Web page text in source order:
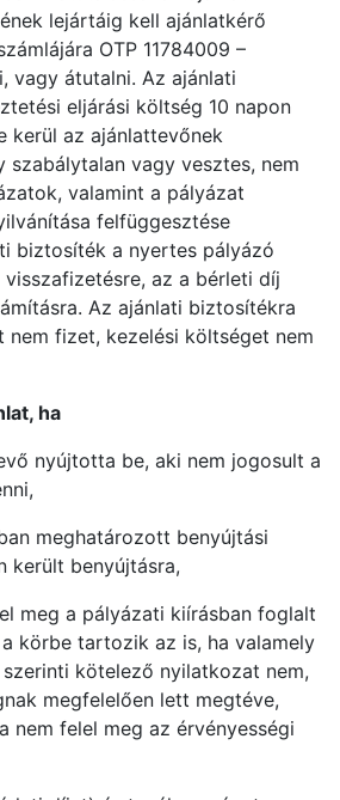
lejártáig kell ajánlatkérő
OTP 11784009 –
vagy átutalni. Az ajánlati
eljárási költség 10 napon
kerül az ajánlattevőnek
szabálytalan vagy vesztes, nem
valamint a pályázat
felfüggesztése
biztosíték a nyertes pályázó
visszafizetésre, az a bérleti díj
Az ajánlati biztosítékra
nem fizet, kezelési költséget nem
ha
nyújtotta be, aki nem jogosult a
meghatározott benyújtási
került benyújtásra,
meg a pályázati kiírásban foglalt
körbe tartozik az is, ha valamely
kötelező nyilatkozat nem,
megfelelően lett megtéve,
nem felel meg az érvényességi